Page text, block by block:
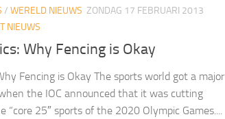
/ WERELD NIEUWS ZONDAG 17 FEBRUARI 2013
NIEUWS
Why Fencing is Okay
Fencing is Okay The sports world got a major
the IOC announced that it was cutting
“core 25″ sports of the 2020 Olympic Games....